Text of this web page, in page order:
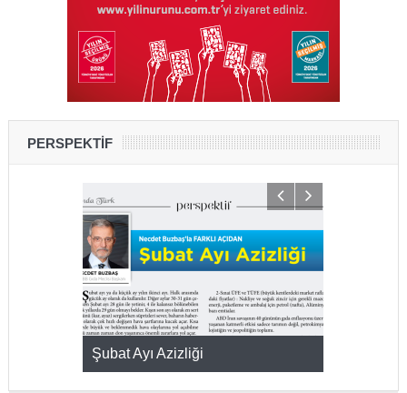
PERSPEKTİF
Şubat Ayı Azizliği